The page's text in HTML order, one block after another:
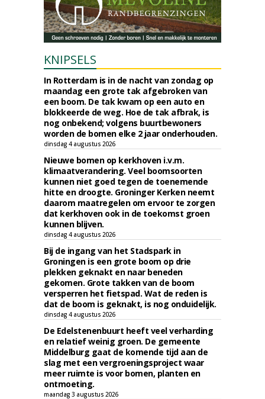
KNIPSELS
In Rotterdam is in de nacht van zondag op
maandag een grote tak afgebroken van
een boom. De tak kwam op een auto en
blokkeerde de weg. Hoe de tak afbrak, is
nog onbekend; volgens buurtbewoners
worden de bomen elke 2 jaar onderhouden.
dinsdag 4 augustus 2026
Nieuwe bomen op kerkhoven i.v.m.
klimaatverandering. Veel boomsoorten
kunnen niet goed tegen de toenemende
hitte en droogte. Groninger Kerken neemt
daarom maatregelen om ervoor te zorgen
dat kerkhoven ook in de toekomst groen
kunnen blijven.
dinsdag 4 augustus 2026
Bij de ingang van het Stadspark in
Groningen is een grote boom op drie
plekken geknakt en naar beneden
gekomen. Grote takken van de boom
versperren het fietspad. Wat de reden is
dat de boom is geknakt, is nog onduidelijk.
dinsdag 4 augustus 2026
De Edelstenenbuurt heeft veel verharding
en relatief weinig groen. De gemeente
Middelburg gaat de komende tijd aan de
slag met een vergroeningsproject waar
meer ruimte is voor bomen, planten en
ontmoeting.
maandag 3 augustus 2026